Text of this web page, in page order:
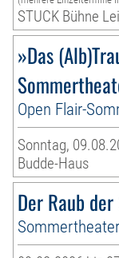
STUCK Bühne
»Das
Open Flair-
Sonntag,
Budde-Haus
Der Raub